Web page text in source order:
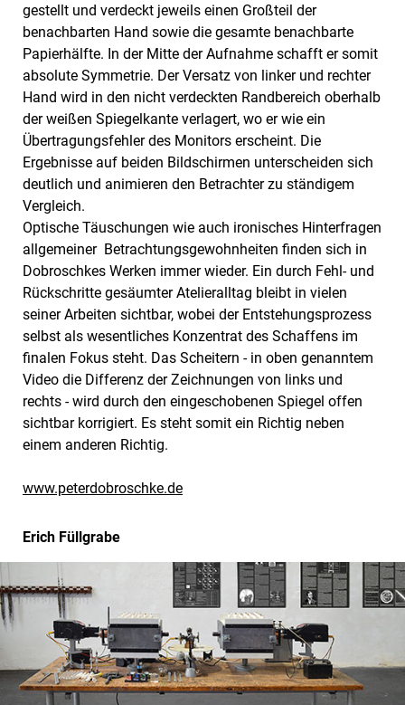
gestellt und verdeckt jeweils einen Großteil der
benachbarten Hand sowie die gesamte benachbarte
Papierhälfte. In der Mitte der Aufnahme schafft er somit
absolute Symmetrie. Der Versatz von linker und rechter
Hand wird in den nicht verdeckten Randbereich oberhalb
der weißen Spiegelkante verlagert, wo er wie ein
Übertragungsfehler des Monitors erscheint. Die
Ergebnisse auf beiden Bildschirmen unterscheiden sich
deutlich und animieren den Betrachter zu ständigem
Vergleich.
Optische Täuschungen wie auch ironisches Hinterfragen
allgemeiner Betrachtungsgewohnheiten finden sich in
Dobroschkes Werken immer wieder. Ein durch Fehl- und
Rückschritte gesäumter Atelieralltag bleibt in vielen
seiner Arbeiten sichtbar, wobei der Entstehungsprozess
selbst als wesentliches Konzentrat des Schaffens im
finalen Fokus steht. Das Scheitern - in oben genanntem
Video die Differenz der Zeichnungen von links und
rechts - wird durch den eingeschobenen Spiegel offen
sichtbar korrigiert. Es steht somit ein Richtig neben
einem anderen Richtig.
www.peterdobroschke.de
Erich Füllgrabe